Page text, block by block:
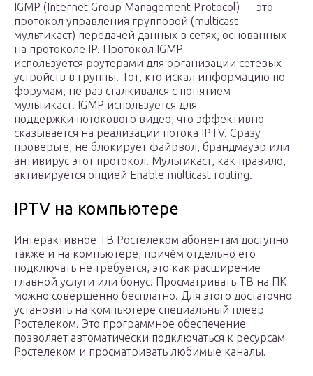
IGMP (Internet Group Management Protocol) — это
протокол управления групповой (multicast —
мультикаст) передачей данных в сетях, основанных
на протоколе IP. Протокол IGMP
используется роутерами для организации сетевых
устройств в группы. Тот, кто искал информацию по
форумам, не раз сталкивался с понятием
мультикаст. IGMP используется для
поддержки потокового видео, что эффективно
сказывается на реализации потока IPTV. Сразу
проверьте, не блокирует файрвол, брандмауэр или
антивирус этот протокол. Мультикаст, как правило,
активируется опцией Enable multicast routing.
IPTV на компьютере
Интерактивное ТВ Ростелеком абонентам доступно
также и на компьютере, причём отдельно его
подключать не требуется, это как расширение
главной услуги или бонус. Просматривать ТВ на ПК
можно совершенно бесплатно. Для этого достаточно
установить на компьютере специальный плеер
Ростелеком. Это программное обеспечение
позволяет автоматически подключаться к ресурсам
Ростелеком и просматривать любимые каналы.